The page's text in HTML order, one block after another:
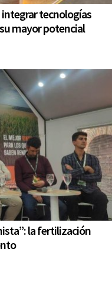
integrar tecnologías
mayor potencial
la fertilización